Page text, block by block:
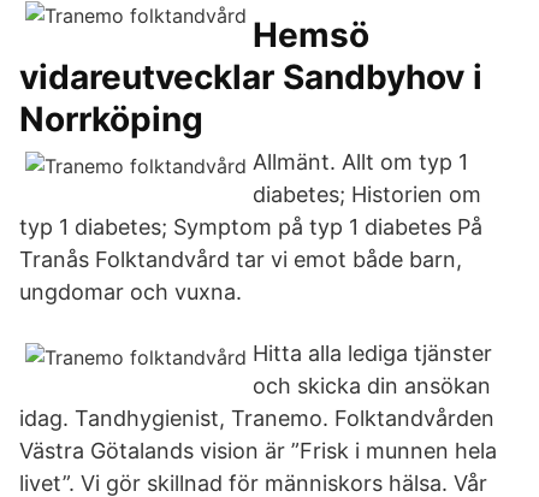
Hemsö
vidareutvecklar Sandbyhov i
Norrköping
Allmänt. Allt om typ 1
diabetes; Historien om
typ 1 diabetes; Symptom på typ 1 diabetes På
Tranås Folktandvård tar vi emot både barn,
ungdomar och vuxna.
Hitta alla lediga tjänster
och skicka din ansökan
idag. Tandhygienist, Tranemo. Folktandvården
Västra Götalands vision är ”Frisk i munnen hela
livet”. Vi gör skillnad för människors hälsa. Vår